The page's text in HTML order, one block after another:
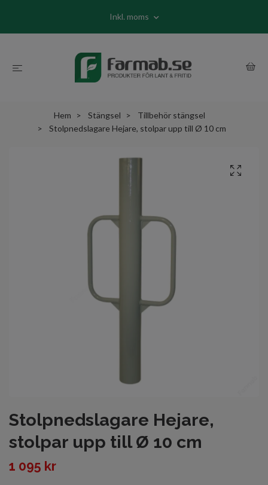
Inkl. moms
Hem Stängsel
Tillbehör stängsel
Stolpnedslagare Hejare, stolpar upp till Ø 10 cm
Stolpnedslagare Hejare,
stolpar upp till Ø 10 cm
1 095 kr